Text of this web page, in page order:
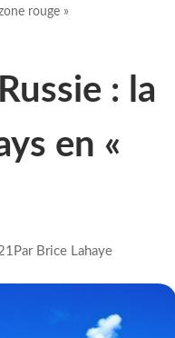
rouge »
: la
en «
Par Brice Lahaye